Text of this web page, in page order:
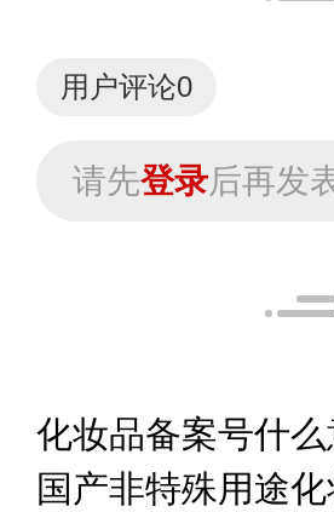
用户评论0
请先登录后再发
化妆品备案号什
国产非特殊用途